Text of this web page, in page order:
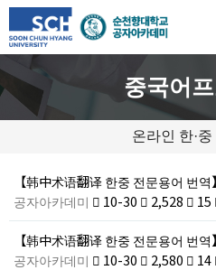
중국어
온라인 한·
【韩中术语翻译 한중 전문용어 번
공자아카데미
10-30 2,528 15
【韩中术语翻译 한중 전문용어 번
공자아카데미
10-30 2,580 14